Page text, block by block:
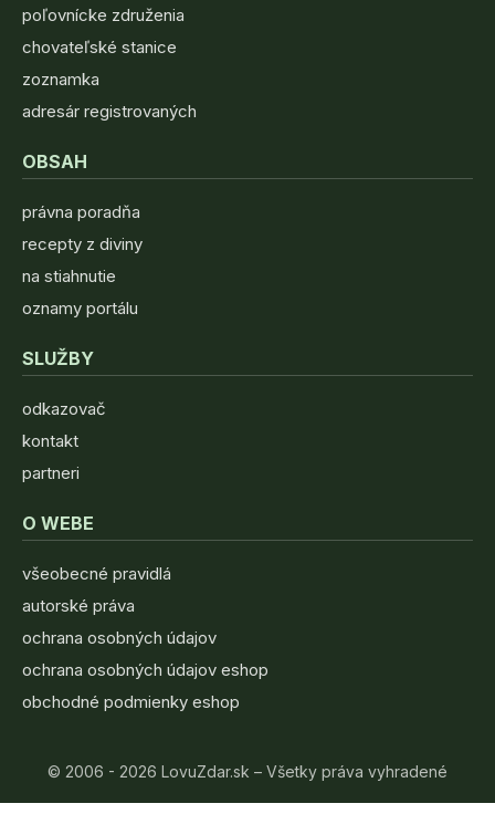
poľovnícke združenia
chovateľské stanice
zoznamka
adresár registrovaných
OBSAH
právna poradňa
recepty z diviny
na stiahnutie
oznamy portálu
SLUŽBY
odkazovač
kontakt
partneri
O WEBE
všeobecné pravidlá
autorské práva
ochrana osobných údajov
ochrana osobných údajov eshop
obchodné podmienky eshop
© 2006 - 2026 LovuZdar.sk – Všetky práva vyhradené